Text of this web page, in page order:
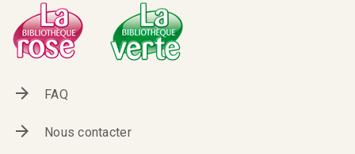
arrow_forward FAQ
arrow_forward Nous contacter